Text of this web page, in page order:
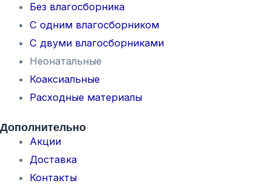
Без влагосборника
С одним влагосборником
С двуми влагосборниками
Неонатальные
Коаксиальные
Расходные материалы
Дополнительно
Акции
Доставка
Контакты